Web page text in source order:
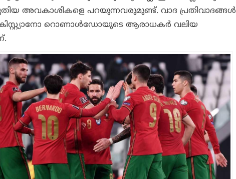
അവകാശികളെ പറയുന്നവരുമുണ്ട്. വാദ പ്രതിവാദങ്ങള്‍
റൊണാള്‍ഡോയുടെ ആരാധകര്‍ വലിയ